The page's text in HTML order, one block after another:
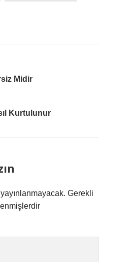
Midir
Kurtulunur
Gerekli